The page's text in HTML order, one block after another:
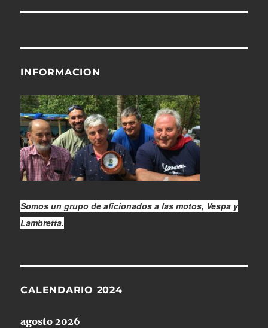
INFORMACION
Somos un grupo de aficionados a las motos, Vespa y
Lambretta.
CALENDARIO 2024
agosto 2026